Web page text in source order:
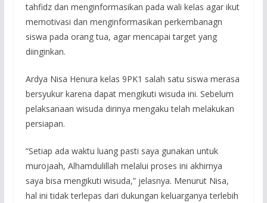
tahfidz dan menginformasikan pada wali kelas agar ikut
memotivasi dan menginformasikan perkembanagn
siswa pada orang tua, agar mencapai target yang
diinginkan.
Ardya Nisa Henura kelas 9PK1 salah satu siswa merasa
bersyukur karena dapat mengikuti wisuda ini. Sebelum
pelaksanaan wisuda dirinya mengaku telah melakukan
persiapan.
“Setiap ada waktu luang pasti saya gunakan untuk
murojaah, Alhamdulillah melalui proses ini akhirnya
saya bisa mengikuti wisuda,” jelasnya. Menurut Nisa,
hal ini tidak terlepas dari dukungan keluarganya terlebih